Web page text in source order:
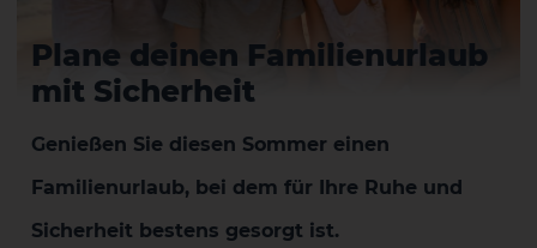
Plane deinen Familienurlaub
mit Sicherheit
Genießen Sie diesen Sommer einen
Familienurlaub, bei dem für Ihre Ruhe und
Sicherheit bestens gesorgt ist.